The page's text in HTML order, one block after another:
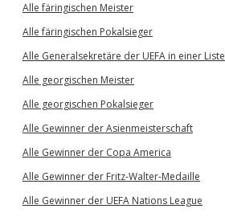
Alle färingischen Meister
Alle färingischen Pokalsieger
Alle Generalsekretäre der UEFA in einer Liste
Alle georgischen Meister
Alle georgischen Pokalsieger
Alle Gewinner der Asienmeisterschaft
Alle Gewinner der Copa America
Alle Gewinner der Fritz-Walter-Medaille
Alle Gewinner der UEFA Nations League